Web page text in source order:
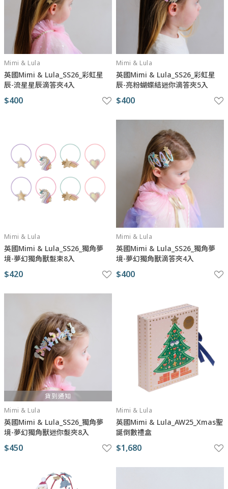
Mimi & Lula
英國Mimi & Lula_SS26_彩虹星
辰-流星星辰滴答夾4入
$400
Mimi & Lula
英國Mimi & Lula_SS26_彩虹星
辰-亮粉蝴蝶結迷你滴答夾5入
$400
Mimi & Lula
英國Mimi & Lula_SS26_獨角夢
境-夢幻獨角獸髮束8入
$420
Mimi & Lula
英國Mimi & Lula_SS26_獨角夢
境-夢幻獨角獸滴答夾4入
$400
貨到通知
Mimi & Lula
英國Mimi & Lula_SS26_獨角夢
境-夢幻獨角獸迷你髮夾8入
$450
Mimi & Lula
英國Mimi & Lula_AW25_Xmas聖
誕倒數禮盒
$1,680